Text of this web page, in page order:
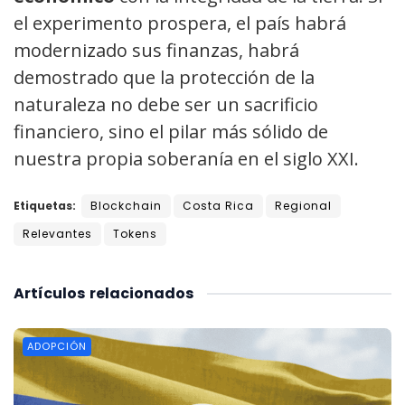
el experimento prospera, el país habrá
modernizado sus finanzas, habrá
demostrado que la protección de la
naturaleza no debe ser un sacrificio
financiero, sino el pilar más sólido de
nuestra propia soberanía en el siglo XXI.
Etiquetas: Blockchain Costa Rica
Regional
Relevantes
Tokens
relacionados
Artículos
ADOPCIÓN